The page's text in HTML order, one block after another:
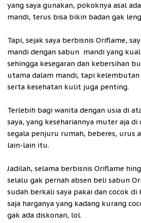
yang saya gunakan, pokoknya asal
mandi, terus bisa bikin badan gak
Tapi, sejak saya berbisnis Oriflame,
mandi dengan sabun mandi yang
sehingga kesegaran dan kebersihan
utama dalam mandi, tapi
serta kesehatan kulit juga penting.
Terlebih bagi wanita dengan usia di
saya, yang kesehariannya muter aja
segala penjuru rumah, beberes, urus
lain-lain itu.
Jadilah, selama berbisnis Oriflame
selalu gak pernah absen beli sabun
sudah berkali saya pakai dan cocok di
saja harganya yang kadang kurang
gak ada diskonan, lol.